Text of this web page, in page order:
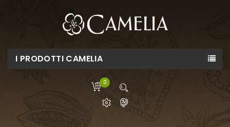
I PRODOTTI CAMELIA
0